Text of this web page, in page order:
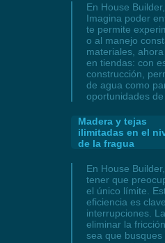
En House
Imagina poder
te permite
o al manejo
materiales,
en tiendas: con
construcción,
de agua como
oportunidades
Madera y tejas
ilimitadas en el
de la fragua
En House
tener que
el único límite.
eficiencia es
interrupciones.
eliminar la
sea que